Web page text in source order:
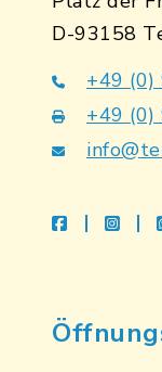
D-93158
+49
+49
facebook